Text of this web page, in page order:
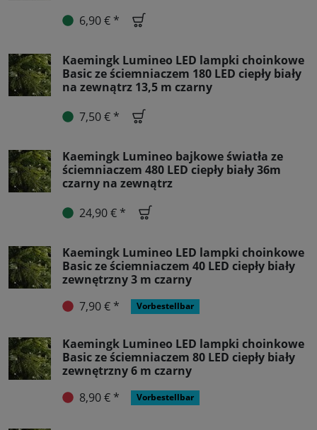
6,90 € *
Kaemingk Lumineo LED lampki choinkowe
Basic ze ściemniaczem 180 LED ciepły biały
na zewnątrz 13,5 m czarny
7,50 € *
Kaemingk Lumineo bajkowe światła ze
ściemniaczem 480 LED ciepły biały 36m
czarny na zewnątrz
24,90 € *
Kaemingk Lumineo LED lampki choinkowe
Basic ze ściemniaczem 40 LED ciepły biały
zewnętrzny 3 m czarny
7,90 € *
Vorbestellbar
Kaemingk Lumineo LED lampki choinkowe
Basic ze ściemniaczem 80 LED ciepły biały
zewnętrzny 6 m czarny
8,90 € *
Vorbestellbar